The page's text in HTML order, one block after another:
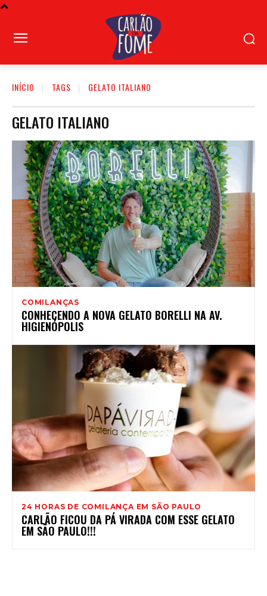
INÍCIO TAGS GELATO ITALIANO
GELATO ITALIANO
COMILANÇAS
CONHECENDO A NOVA GELATO BORELLI NA AV.
HIGIENÓPOLIS
24 HORAS DE COMILANÇA EM SÃO PAULO
CARLÃO FICOU DA PÁ VIRADA COM ESSE GELATO
EM SÃO PAULO!!!